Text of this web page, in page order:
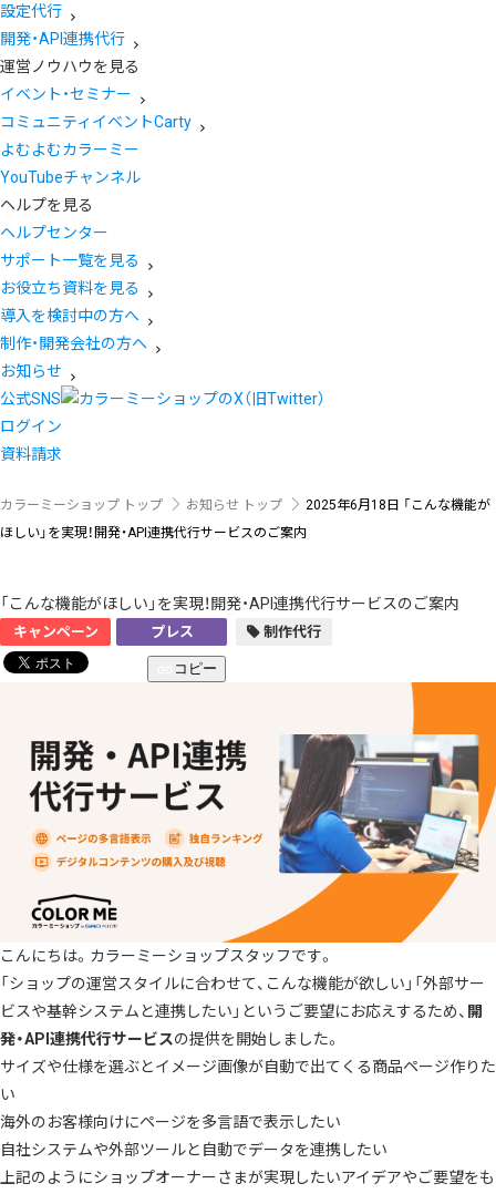
設定代行
開発・API連携代行
運営ノウハウを見る
イベント・セミナー
コミュニティイベントCarty
よむよむカラーミー
YouTubeチャンネル
ヘルプを見る
ヘルプセンター
サポート一覧を見る
お役立ち資料を見る
導入を検討中の方へ
制作・開発会社の方へ
お知らせ
公式SNS
ログイン
資料請求
カラーミーショップ トップ お知らせ トップ 2025年6月18日 「こんな機能が
ほしい」を実現！開発・API連携代行サービスのご案内
「こんな機能がほしい」を実現！開発・API連携代行サービスのご案内
キャンペーン プレス 制作代行
コピー
こんにちは。カラーミーショップスタッフです。
「ショップの運営スタイルに合わせて、こんな機能が欲しい」「外部サー
ビスや基幹システムと連携したい」というご要望にお応えするため、 開
発・API連携代行サービスの提供を開始しました。
サイズや仕様を選ぶとイメージ画像が自動で出てくる商品ページ作りた
い
海外のお客様向けにページを多言語で表示したい
自社システムや外部ツールと自動でデータを連携したい
上記のようにショップオーナーさまが実現したいアイデアやご要望をも